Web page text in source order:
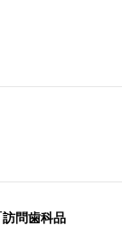
問歯科品